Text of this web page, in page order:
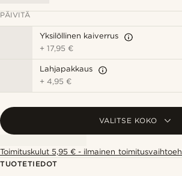
PÄIVITÄ
Yksilöllinen kaiverrus
+17,95 €
Lahjapakkaus
+4,95 €
VALITSE KOKO
Toimituskulut 5,95 € - ilmainen
TUOTETIEDOT